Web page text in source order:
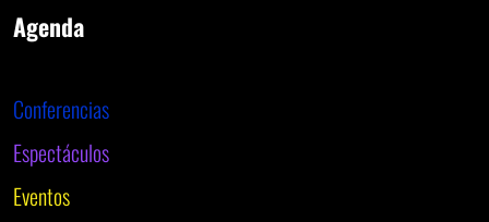
Agenda
Conferencias
Espectáculos
Eventos